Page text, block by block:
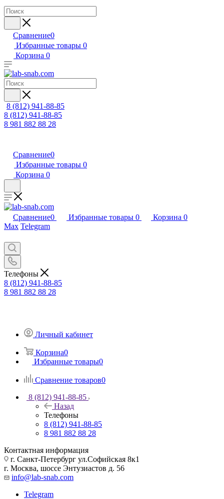
Сравнение0
Избранные товары 0
Корзина 0
8 (812) 941-88-85
8 (812) 941-88-85
8 981 882 88 28
Сравнение0
Избранные товары 0
Корзина 0
Сравнение0 Избранные товары 0 Корзина 0
Max Telegram
Телефоны
8 (812) 941-88-85
8 981 882 88 28
Личный кабинет
Корзина0
Избранные товары0
Сравнение товаров0
8 (812) 941-88-85
Назад
Телефоны
8 (812) 941-88-85
8 981 882 88 28
Контактная информация
г. Санкт-Петербург ул.Софийская 8к1
г. Москва, шоссе Энтузиастов д. 56
info@lab-snab.com
Telegram